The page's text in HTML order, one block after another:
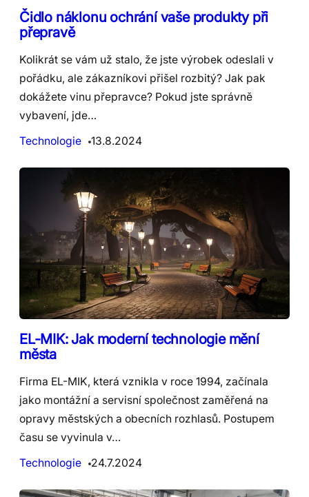
Čidlo náklonu ochrání vaše produkty při
přepravě
Kolikrát se vám už stalo, že jste výrobek odeslali v
pořádku, ale zákazníkovi přišel rozbitý? Jak pak
dokážete vinu přepravce? Pokud jste správně
vybavení, jde…
Technologie
13.8.2024
EL-MIK: Jak moderní technologie mění
města
Firma EL-MIK, která vznikla v roce 1994, začínala
jako montážní a servisní společnost zaměřená na
opravy městských a obecních rozhlasů. Postupem
času se vyvinula v…
Technologie
24.7.2024